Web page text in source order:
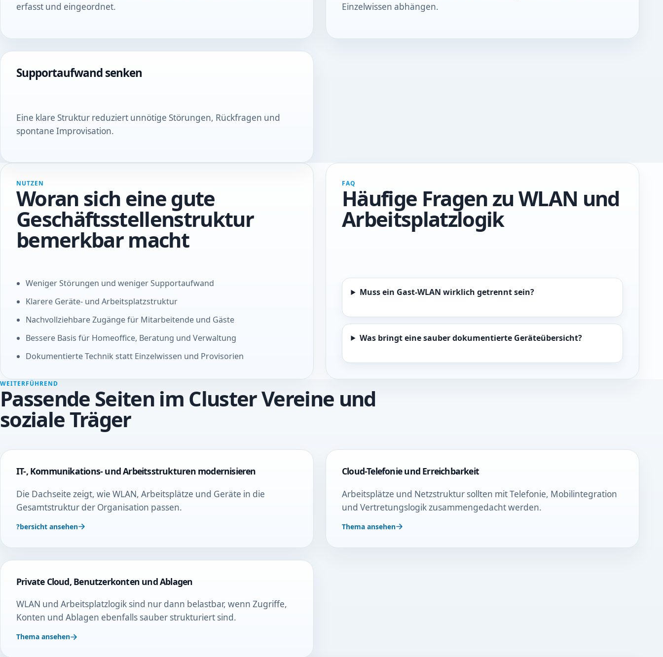
erfasst und eingeordnet.
Einzelwissen abhängen.
Supportaufwand senken
Eine klare Struktur reduziert unnötige Störungen, Rückfragen und
spontane Improvisation.
NUTZEN
Woran sich eine gute
Geschäftsstellenstruktur
bemerkbar macht
Weniger Störungen und weniger Supportaufwand
Klarere Geräte- und Arbeitsplatzstruktur
Nachvollziehbare Zugänge für Mitarbeitende und Gäste
Bessere Basis für Homeoffice, Beratung und Verwaltung
Dokumentierte Technik statt Einzelwissen und Provisorien
FAQ
Häufige Fragen zu WLAN und
Arbeitsplatzlogik
Muss ein Gast-WLAN wirklich getrennt sein?
Was bringt eine sauber dokumentierte Geräteübersicht?
WEITERFÜHREND
Passende Seiten im Cluster Vereine und
soziale Träger
IT-, Kommunikations- und Arbeitsstrukturen modernisieren
Die Dachseite zeigt, wie WLAN, Arbeitsplätze und Geräte in die
Gesamtstruktur der Organisation passen.
?bersicht ansehen
Cloud-Telefonie und Erreichbarkeit
Arbeitsplätze und Netzstruktur sollten mit Telefonie, Mobilintegration
und Vertretungslogik zusammengedacht werden.
Thema ansehen
Private Cloud, Benutzerkonten und Ablagen
WLAN und Arbeitsplatzlogik sind nur dann belastbar, wenn Zugriffe,
Konten und Ablagen ebenfalls sauber strukturiert sind.
Thema ansehen